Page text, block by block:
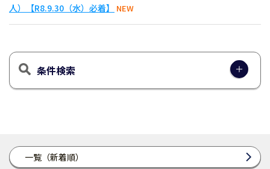
一覧（新着順）
人）【R8.9.30（水）必着】
NEW
条件検索